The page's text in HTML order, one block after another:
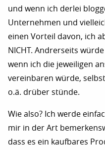
und wenn ich derlei
Unternehmen und
einen Vorteil davon, ich
NICHT. Andrerseits
wenn ich die jeweiligen
vereinbaren würde,
o.ä. drüber stünde.
Wie also? Ich werde
mir in der Art
dass es ein kaufbares